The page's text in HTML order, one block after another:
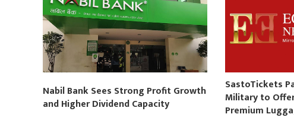
Nabil Bank Sees Strong Profit Growth
and Higher Dividend Capacity
SastoTickets
Military to
Premium